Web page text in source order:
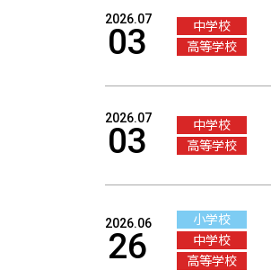
2026.07
03
中学校
高等学校
2026.07
03
中学校
高等学校
2026.06
26
小学校
中学校
高等学校